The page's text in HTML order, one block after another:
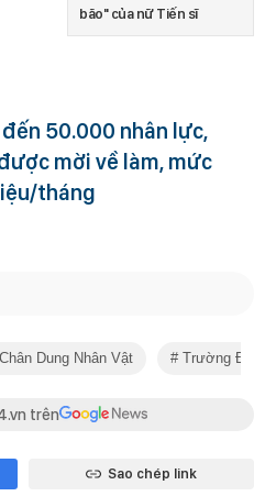
bão" của nữ Tiến sĩ
50.000 nhân lực,
mời về làm, mức
tháng
Dung Nhân Vật Trường Đại
trên
Sao chép link